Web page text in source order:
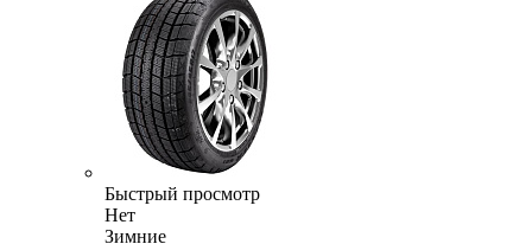
Быстрый просмотр
Нет
Зимние